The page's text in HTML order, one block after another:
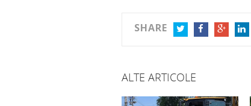
SHARE
ALTE ARTICOLE